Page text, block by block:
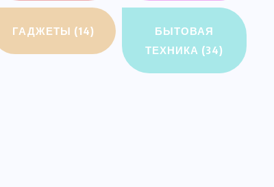
ГАДЖЕТЫ (14)
БЫТОВАЯ
ТЕХНИКА (34)